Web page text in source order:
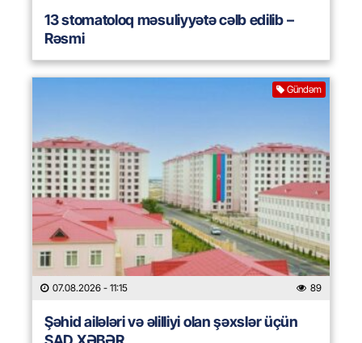
13 stomatoloq məsuliyyətə cəlb edilib –
Rəsmi
Gündəm
07.08.2026 - 11:15 89
Şəhid ailələri və əlilliyi olan şəxslər üçün